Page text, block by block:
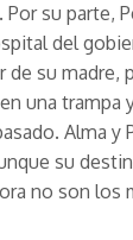
su parte,
del
de su madre,
una trampa
Alma y
su
no son los